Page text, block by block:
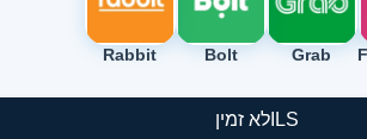
Grab
Bolt
Rabbit
ILS